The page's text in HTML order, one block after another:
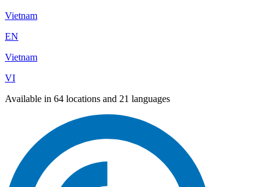
Vietnam
EN
Vietnam
VI
Available in 64 locations and 21 languages